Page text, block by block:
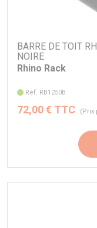
BARRE DE TOIT
NOIRE
Rhino Rack
Réf. RB1250B
72,00 € TTC (Prix